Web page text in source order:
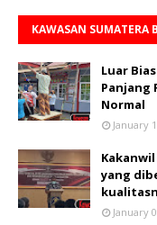
KAWASAN SUMATERA
Luar
Panjang
Normal
January
yang
January